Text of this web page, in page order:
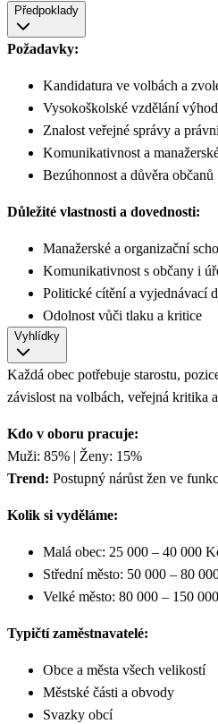
Předpoklady
Požadavky:
Kandidatura ve volbách a
Vysokoškolské vzdělání
Znalost veřejné správy a
Komunikativnost a
Bezúhonnost a důvěra občanů
Důležité vlastnosti a dovednosti:
Manažerské a organizační
Komunikativnost s občany i
Politické cítění a vyjednávací
Odolnost vůči tlaku a kritice
Vyhlídky
Každá obec potřebuje starostu,
závislost na volbách, veřejná kritika
Kdo v oboru pracuje:
Muži: 85% | Ženy: 15%
Trend: Postupný nárůst žen ve
Kolik si vyděláme:
Malá obec: 25 000 – 40 000
Střední město: 50 000 – 80
Velké město: 80 000 – 150
Typičtí zaměstnavatelé:
Obce a města všech velikostí
Městské části a obvody
Svazky obcí